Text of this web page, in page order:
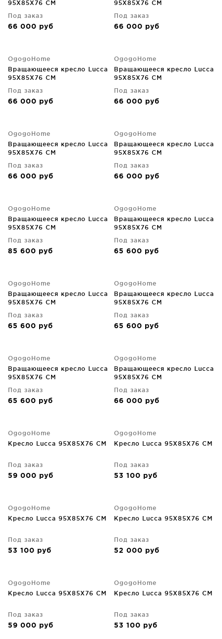
95X85X76 CM
Под заказ
66 000 руб
95X85X76 CM
Под заказ
66 000 руб
OgogoHome
Вращающееся кресло Lucca
95X85X76 CM
Под заказ
66 000 руб
OgogoHome
Вращающееся кресло Lucca
95X85X76 CM
Под заказ
66 000 руб
OgogoHome
Вращающееся кресло Lucca
95X85X76 CM
Под заказ
66 000 руб
OgogoHome
Вращающееся кресло Lucca
95X85X76 CM
Под заказ
66 000 руб
OgogoHome
Вращающееся кресло Lucca
95X85X76 CM
Под заказ
85 600 руб
OgogoHome
Вращающееся кресло Lucca
95X85X76 CM
Под заказ
65 600 руб
OgogoHome
Вращающееся кресло Lucca
95X85X76 CM
Под заказ
65 600 руб
OgogoHome
Вращающееся кресло Lucca
95X85X76 CM
Под заказ
65 600 руб
OgogoHome
Вращающееся кресло Lucca
95X85X76 CM
Под заказ
65 600 руб
OgogoHome
Вращающееся кресло Lucca
95X85X76 CM
Под заказ
66 000 руб
OgogoHome
Кресло Lucca 95X85X76 CM
Под заказ
59 000 руб
OgogoHome
Кресло Lucca 95X85X76 CM
Под заказ
53 100 руб
OgogoHome
Кресло Lucca 95X85X76 CM
Под заказ
53 100 руб
OgogoHome
Кресло Lucca 95X85X76 CM
Под заказ
52 000 руб
OgogoHome
Кресло Lucca 95X85X76 CM
Под заказ
59 000 руб
OgogoHome
Кресло Lucca 95X85X76 CM
Под заказ
53 100 руб